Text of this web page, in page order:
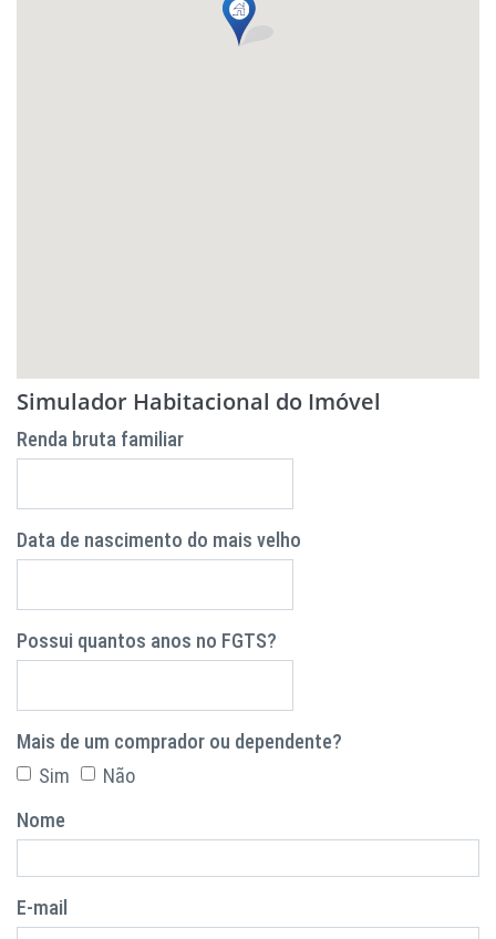
Simulador Habitacional do Imóvel
Renda bruta familiar
Data de nascimento do mais velho
Possui quantos anos no FGTS?
Mais de um comprador ou dependente?
Sim
Não
Nome
E-mail